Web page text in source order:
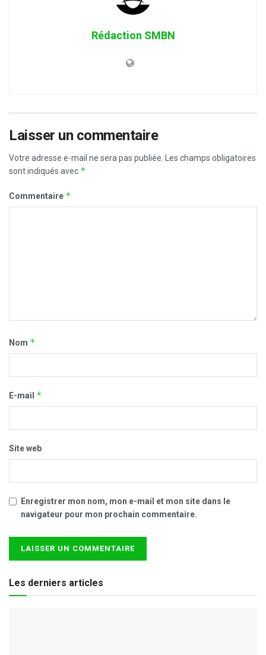
Rédaction SMBN
Laisser un commentaire
Votre adresse e-mail ne sera pas publiée.
Les champs obligatoires
sont indiqués avec *
Commentaire *
Nom *
E-mail *
Site web
Enregistrer mon nom, mon e-mail et mon site dans le
navigateur pour mon prochain commentaire.
Les derniers articles